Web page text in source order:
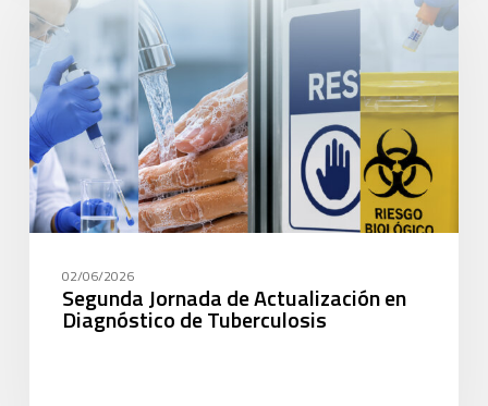
02/06/2026
Segunda Jornada de Actualización en
Diagnóstico de Tuberculosis